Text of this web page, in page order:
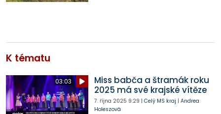
K tématu
03:03
Miss babča a štramák roku
2025 má své krajské vítěze
7. října 2025 9:29 | Celý MS kraj | Andrea
Holeszová